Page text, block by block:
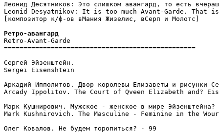
Леонид Десятников: Это слишком авангард, то есть
Leonid Desyatnikov: It is too much Avant-Garde. That
[композитор к/ф-ов вМания Жизелис, вСерп и Молотс]
Retro-Avant-Garde
=================================================
Сергей Эйзенштейн.
Sergei Eisenshtein
Аркадий Ипполитов. Двор королевы Елизаветы и рисунки
Arcady Ippolitov. The Court of Qveen Elizabeth and?
Марк Кушнирович. Мужское - женское в мире
Mark Kushnirovich. The Masculine - Feminine in the
Олег Ковалов. Не будем торопиться? - 99